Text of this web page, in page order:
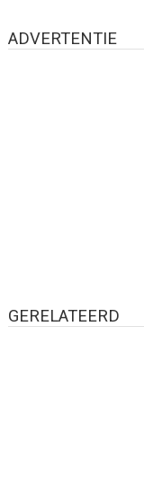
ADVERTENTIE
GERELATEERD